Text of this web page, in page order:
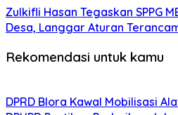
Zulkifli Hasan Tegaskan SPPG
Desa, Langgar Aturan
Rekomendasi untuk kamu
DPRD Blora Kawal Mobilisasi